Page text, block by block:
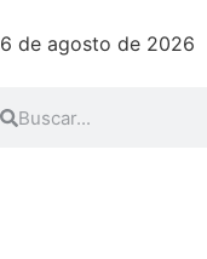
6 de agosto de 2026